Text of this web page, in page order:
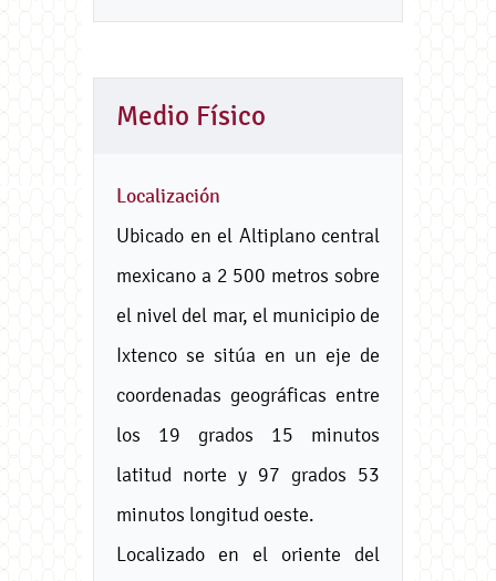
Medio Físico
Localización
Ubicado en el Altiplano central
mexicano a 2 500 metros sobre
el nivel del mar, el municipio de
Ixtenco se sitúa en un eje de
coordenadas geográficas entre
los 19 grados 15 minutos
latitud norte y 97 grados 53
minutos longitud oeste.
Localizado en el oriente del